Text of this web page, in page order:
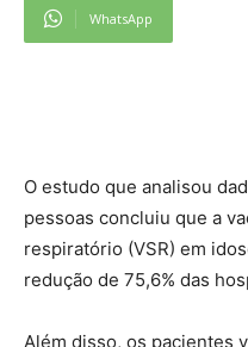
WhatsApp
O estudo que analisou
pessoas concluiu que a
respiratório (VSR) em
redução de 75,6% das
Além disso, os pacientes